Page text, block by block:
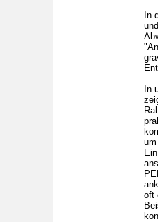
In
In
oft